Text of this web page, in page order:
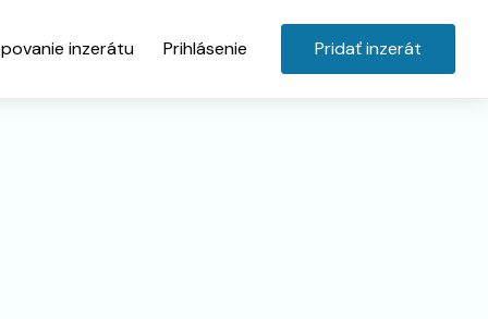
inzerátu Prihlásenie Pridať inzerát